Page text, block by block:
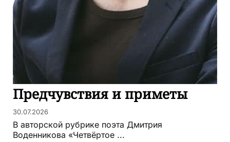
Предчувствия и приметы
30.07.2026
В авторской рубрике поэта Дмитрия
Воденникова «Четвёртое ...